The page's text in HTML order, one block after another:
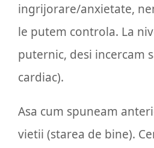
ingrijorare/anxietate,
le putem controla. La
puternic, desi incercam
cardiac).
Asa cum spuneam
vietii (starea de bine).